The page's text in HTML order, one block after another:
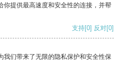
你提供最高速度和安全性的连接，并帮
支持[0] 反对[0]
我们带来了无限的隐私保护和安全性保